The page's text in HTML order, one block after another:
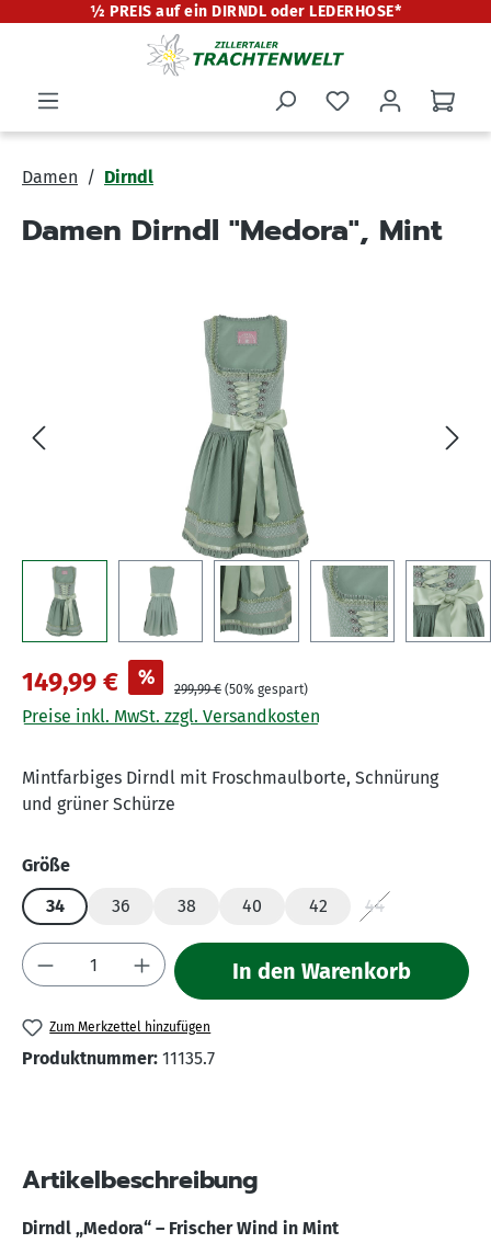
springen
½ PREIS auf ein DIRNDL oder LEDERHOSE*
Damen Dirndl
Damen Dirndl "Medora", Mint
Bildergalerie überspringen
149,99 € % 299,99 € (50% gespart)
Preise inkl. MwSt. zzgl. Versandkosten
Mintfarbiges Dirndl mit Froschmaulborte, Schnürung
und grüner Schürze
Größeauswählen
34
36 38 40 42 44
Produkt Anzahl: Gib den gewünschten
In den Warenkorb
Zum Merkzettel hinzufügen
Produktnummer: 11135.7
Artikelbeschreibung
Dirndl „Medora“ – Frischer Wind in Mint